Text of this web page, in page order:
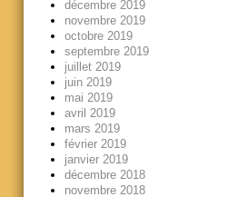
décembre 2019
novembre 2019
octobre 2019
septembre 2019
juillet 2019
juin 2019
mai 2019
avril 2019
mars 2019
février 2019
janvier 2019
décembre 2018
novembre 2018